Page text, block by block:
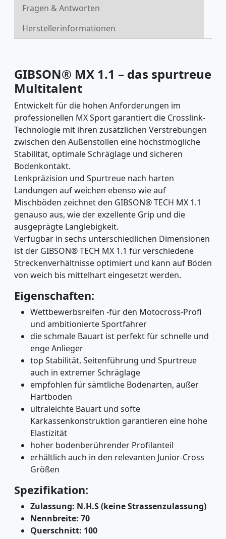
Fragen & Antworten
Herstellerinformationen
GIBSON® MX 1.1 – das spurtreue
Multitalent
Entwickelt für die hohen Anforderungen im
professionellen MX Sport garantiert die Crosslink-
Technologie mit ihren zusätzlichen Verstrebungen
zwischen den Außenstollen eine höchstmögliche
Stabilität, optimale Schräglage und sicheren
Bodenkontakt.
Lenkpräzision und Spurtreue nach harten
Landungen auf weichen ebenso wie auf
Mischböden zeichnet den GIBSON® TECH MX 1.1
genauso aus, wie der exzellente Grip und die
ausgeprägte Langlebigkeit.
Verfügbar in sechs unterschiedlichen Dimensionen
ist der GIBSON® TECH MX 1.1 für verschiedene
Streckenverhältnisse optimiert und kann auf Böden
von weich bis mittelhart eingesetzt werden.
Eigenschaften:
Wettbewerbsreifen -für den Motocross-Profi
und ambitionierte Sportfahrer
die schmale Bauart ist perfekt für schnelle und
enge Anlieger
top Stabilität, Seitenführung und Spurtreue
auch in extremer Schräglage
empfohlen für sämtliche Bodenarten, außer
Hartboden
ultraleichte Bauart und softe
Karkassenkonstruktion garantieren eine hohe
Elastizität
hoher bodenberührender Profilanteil
erhältlich auch in den relevanten Junior-Cross
Größen
Spezifikation:
Zulassung: N.H.S (keine Strassenzulassung)
Nennbreite: 70
Querschnitt: 100